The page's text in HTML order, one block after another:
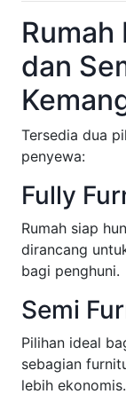
Rumah
dan
Tersedia dua
penyewa:
Fully
Rumah siap
dirancang
bagi penghuni.
Semi
Pilihan ideal
sebagian
lebih ekonomis.